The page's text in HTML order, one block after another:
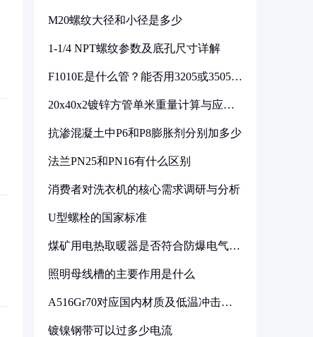
M20螺纹大径和小径是多少
1-1/4 NPT螺纹参数及底孔尺寸详解
F1010E是什么管？能否用3205或3505代
20x40x2镀锌方管单米重量计算与应用
抗渗混凝土中P6和P8膨胀剂分别加多少
法兰PN25和PN16有什么区别
消费者对洗衣机的核心需求调研与分析
U型螺栓的国家标准
煤矿用电热取暖器是否符合防爆电气设
照明母线槽的主要作用是什么
A516Gr70对应国内材质及低温冲击要
镀镍钢带可以过多少电流